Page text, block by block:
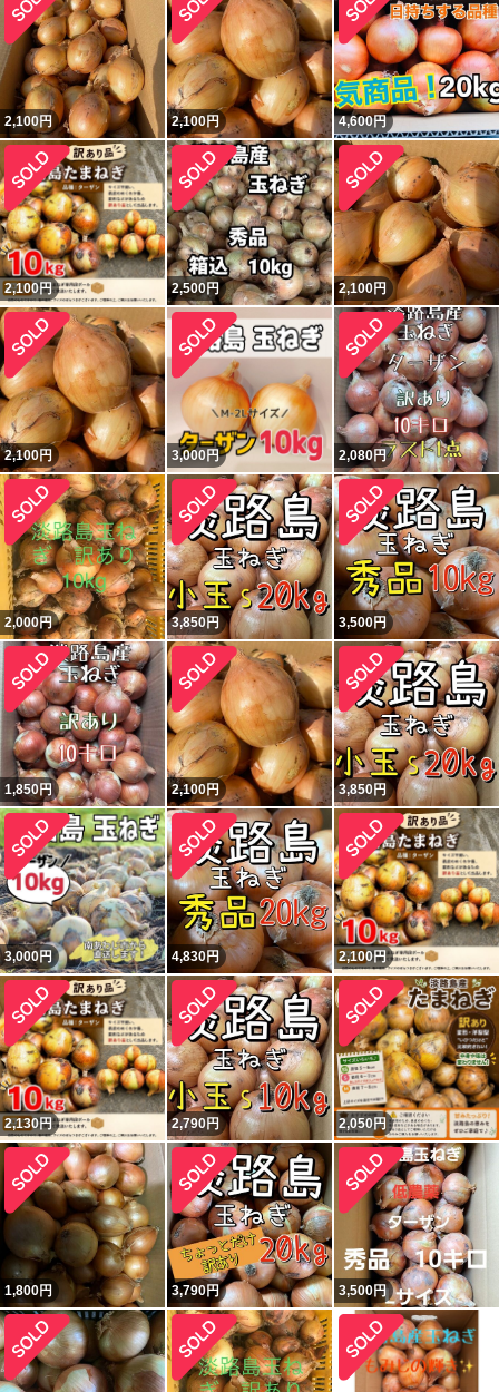
2,100円 2,100円 4,600円
2,100円 2,500円 2,100円
2,100円 3,000円 2,080円
2,000円 3,850円 3,500円
1,850円 2,100円 3,850円
3,000円 4,830円 2,100円
2,130円 2,790円 2,050円
1,800円 3,790円 3,500円